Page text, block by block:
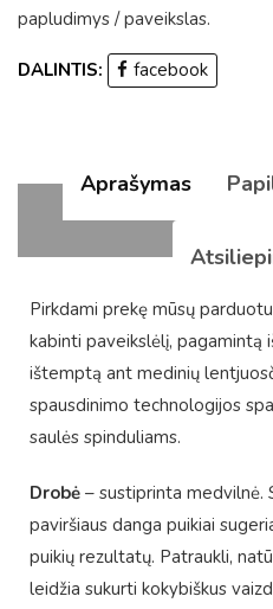
papludimys /paveikslas.
DALINTIS: facebook
Aprašymas
Pirkdami prekę mūsų
kabinti paveikslėlį, pagamintą
ištemptą ant medinių
spausdinimo technologijos
saulės spinduliams.
Drobė – sustiprinta medvilnė.
paviršiaus danga puikiai
puikių rezultatų. Patraukli,
leidžia sukurti kokybiškus